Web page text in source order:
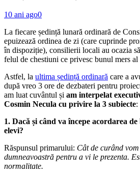
10 ani ago0
La fiecare ședință lunară ordinară de
epuizează ordinea de zi (care cuprinde
în dispoziție), consilierii locali au ocazia
felul de chestiuni ce privesc bunul mers
Astfel, la ultima ședință ordinară care a
după vreo 3 ore de dezbateri pentru
am luat cuvântul și am interpelat
Cosmin Necula cu privire la 3 subiecte:
1. Dacă și când va începe acordarea
elevi?
Răspunsul primarului: Cât de curând
dumneavoastră pentru a vi le prezenta.
normalitate.